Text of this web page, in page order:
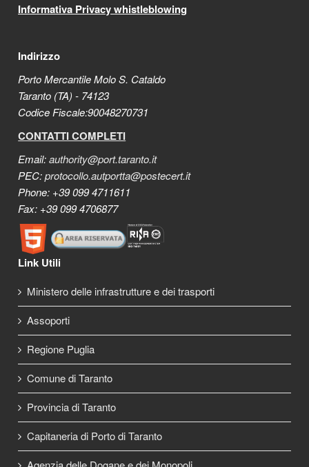
Informativa Privacy whistleblowing
Indirizzo
Porto Mercantile Molo S. Cataldo
Taranto (TA) - 74123
Codice Fiscale:90048270731
CONTATTI COMPLETI
Email:authority@port.taranto.it
PEC:protocollo.autportta@postecert.it
Phone: +39 099 4711611
Fax: +39 099 4706877
Link Utili
Ministero delle infrastrutture e dei trasporti
Assoporti
Regione Puglia
Comune di Taranto
Provincia di Taranto
Capitaneria di Porto di Taranto